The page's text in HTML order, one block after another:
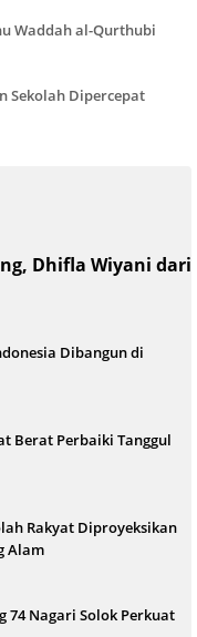
Waddah al-Qurthubi
Sekolah Dipercepat
Dhifla Wiyani dari
Dibangun di
Berat Perbaiki Tanggul
Rakyat Diproyeksikan
Alam
Nagari Solok Perkuat